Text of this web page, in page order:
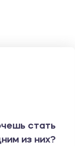
стать
из них?